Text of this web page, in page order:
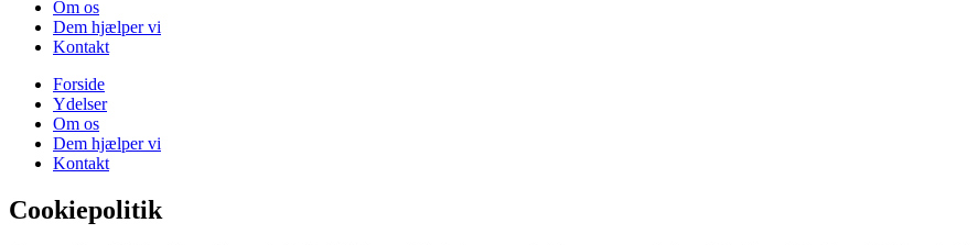
Om os
Dem hjælper vi
Kontakt
Forside
Ydelser
Om os
Dem hjælper vi
Kontakt
Cookiepolitik